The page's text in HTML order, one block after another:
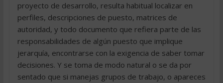
proyecto de desarrollo, resulta habitual localizar en
perfiles, descripciones de puesto, matrices de
autoridad, y todo documento que refiera parte de las
responsabilidades de algún puesto que implique
jerarquía, encontrarse con la exigencia de saber tomar
decisiones. Y se toma de modo natural o se da por
sentado que si manejas grupos de trabajo, o apareces